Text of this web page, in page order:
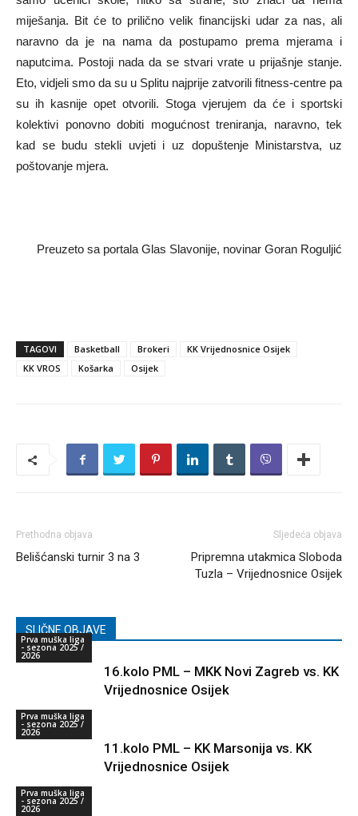
miješanja. Bit će to prilično velik financijski udar za nas, ali
naravno da je na nama da postupamo prema mjerama i
naputcima. Postoji nada da se stvari vrate u prijašnje stanje.
Eto, vidjeli smo da su u Splitu najprije zatvorili fitness-centre pa
su ih kasnije opet otvorili. Stoga vjerujem da će i sportski
kolektivi ponovno dobiti mogućnost treniranja, naravno, tek
kad se budu stekli uvjeti i uz dopuštenje Ministarstva, uz
poštovanje mjera.
Preuzeto sa portala Glas Slavonije, novinar Goran Roguljić
TAGOVI Basketball Brokeri
KK Vrijednosnice Osijek
KK VROS
Košarka Osijek
Prethodna objava
Belišćanski turnir 3 na 3
Sljedeća objava
Pripremna utakmica Sloboda
Tuzla – Vrijednosnice Osijek
SLIČNE OBJAVE
Prva muška liga
- sezona 2025 /
2026
16.kolo PML – MKK Novi Zagreb vs. KK
Vrijednosnice Osijek
Prva muška liga
- sezona 2025 /
2026
11.kolo PML – KK Marsonija vs. KK
Vrijednosnice Osijek
Prva muška liga
- sezona 2025 /
2026